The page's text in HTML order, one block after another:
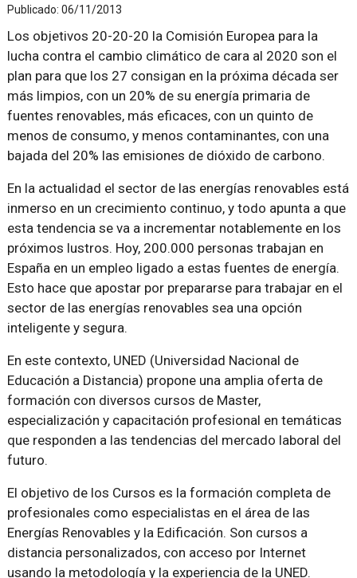
Publicado: 06/11/2013
Los objetivos 20-20-20 la Comisión Europea para la
lucha contra el cambio climático de cara al 2020 son el
plan para que los 27 consigan en la próxima década ser
más limpios, con un 20% de su energía primaria de
fuentes renovables, más eficaces, con un quinto de
menos de consumo, y menos contaminantes, con una
bajada del 20% las emisiones de dióxido de carbono.
En la actualidad el sector de las energías renovables está
inmerso en un crecimiento continuo, y todo apunta a que
esta tendencia se va a incrementar notablemente en los
próximos lustros. Hoy, 200.000 personas trabajan en
España en un empleo ligado a estas fuentes de energía.
Esto hace que apostar por prepararse para trabajar en el
sector de las energías renovables sea una opción
inteligente y segura.
En este contexto, UNED (Universidad Nacional de
Educación a Distancia) propone una amplia oferta de
formación con diversos cursos de Master,
especialización y capacitación profesional en temáticas
que responden a las tendencias del mercado laboral del
futuro.
El objetivo de los Cursos es la formación completa de
profesionales como especialistas en el área de las
Energías Renovables y la Edificación. Son cursos a
distancia personalizados, con acceso por Internet
usando la metodología y la experiencia de la UNED.